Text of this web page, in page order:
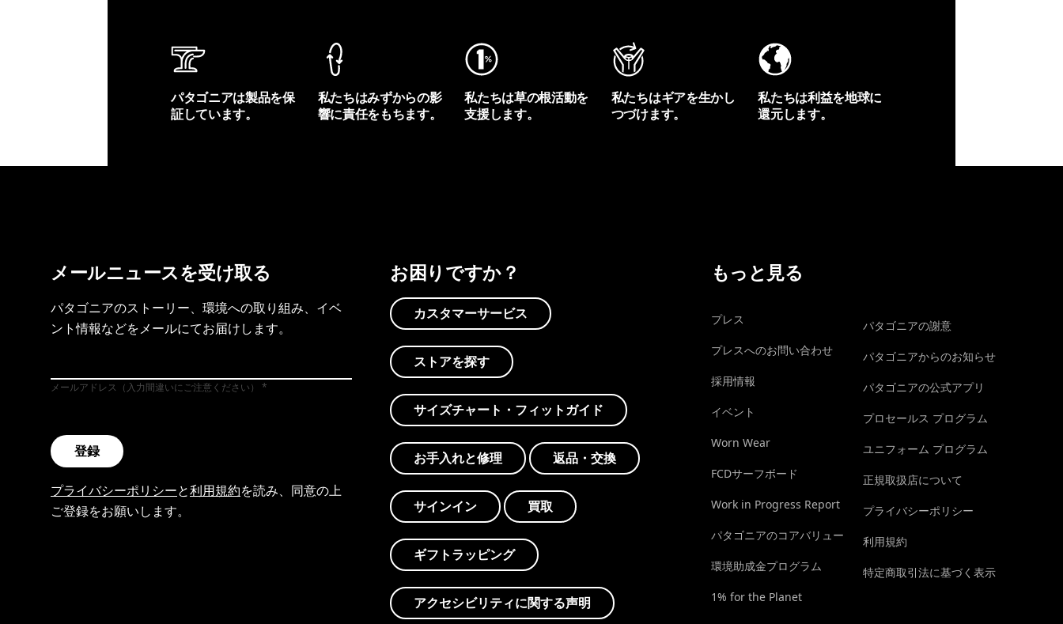
パタゴニアは製品を保
証しています。
私たちはみずからの影
響に責任をもちます。
私たちは草の根活動を
支援します。
私たちはギアを生かし
つづけます。
私たちは利益を地球に
還元します。
メールニュースを受け取る
パタゴニアのストーリー、環境への取り組み、イベ
ント情報などをメールにてお届けします。
メールアドレス（入力間違いにご注意ください）
登録
プライバシーポリシーと利用規約を読み、同意の上
ご登録をお願いします。
お困りですか？
カスタマーサービス
ストアを探す
サイズチャート・フィットガイド
お手入れと修理 返品・交換
サインイン 買取
ギフトラッピング
アクセシビリティに関する声明
もっと見る
プレス
プレスへのお問い合わせ
採用情報
イベント
Worn Wear
FCDサーフボード
Work in Progress Report
パタゴニアのコアバリュー
環境助成金プログラム
1% for the Planet
パタゴニアの謝意
パタゴニアからのお知らせ
パタゴニアの公式アプリ
プロセールス プログラム
ユニフォーム プログラム
正規取扱店について
プライバシーポリシー
利用規約
特定商取引法に基づく表示